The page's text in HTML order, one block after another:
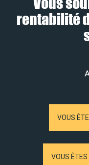
rentabilité
VOUS
VOUS ÊTES